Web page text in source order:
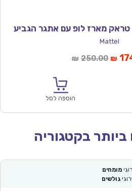
טראק מארז לופ עם אתגר הגביע
Mattel
₪ 250.00 ₪
הוספה לסל
ביותר בקטגוריה
מומחים
גולשים